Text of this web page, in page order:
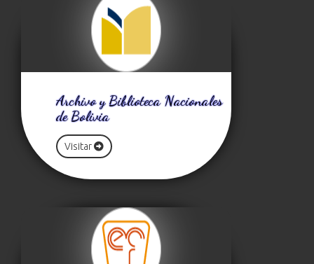
Archivo y Biblioteca Nacionales
de Bolivia
Visitar